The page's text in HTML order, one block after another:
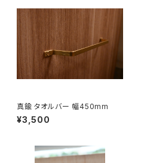
真鍮 タオルバー 幅450mm
¥3,500